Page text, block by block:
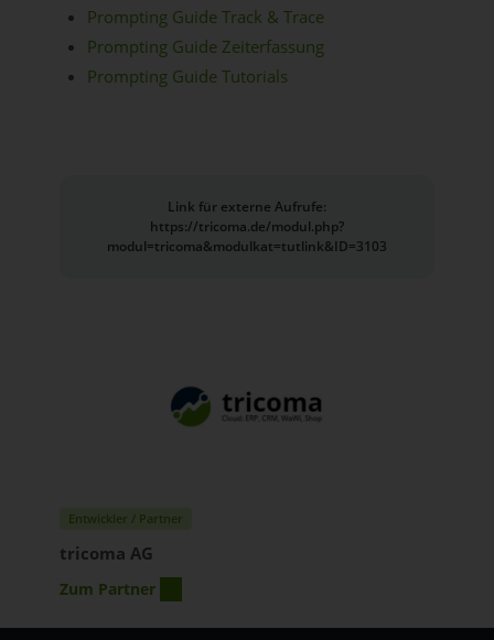
Prompting Guide Track & Trace
Prompting Guide Zeiterfassung
Prompting Guide Tutorials
Link für externe Aufrufe:
https://tricoma.de/modul.php?
modul=tricoma&modulkat=tutlink&ID=3103
Entwickler / Partner
tricoma AG
Zum Partner